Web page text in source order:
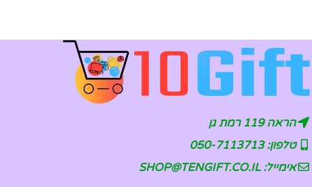
הראה 119 רמת גן
טלפון: 050-7113713
אימייל: SHOP@TENGIFT.CO.IL